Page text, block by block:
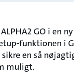
GO i en
funktionen i
en så
muligt.